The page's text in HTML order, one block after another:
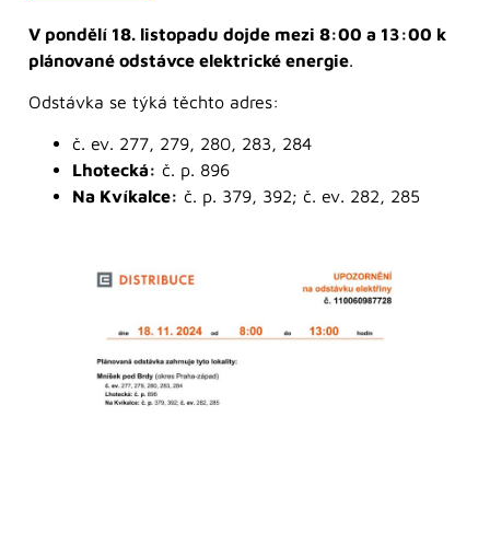
V pondělí 18. listopadu dojde mezi 8:00 a 13:00 k
plánované odstávce elektrické energie.
Odstávka se týká těchto adres:
č. ev. 277, 279, 280, 283, 284
Lhotecká: č. p. 896
Na Kvíkalce: č. p. 379, 392; č. ev. 282, 285